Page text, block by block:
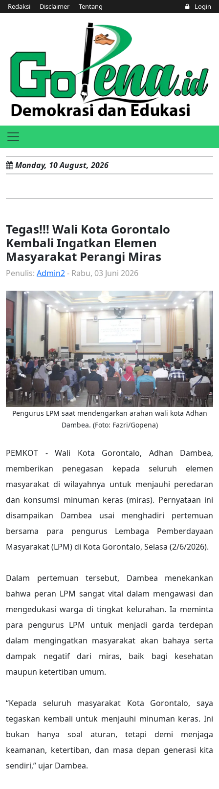
Redaksi Disclaimer Tentang Login
Monday, 10 August, 2026
Tegas!!! Wali Kota Gorontalo
Kembali Ingatkan Elemen
Masyarakat Perangi Miras
Penulis: Admin2- Rabu, 03 Juni 2026
Pengurus LPM saat mendengarkan arahan wali kota Adhan
Dambea. (Foto: Fazri/Gopena)
PEMKOT - Wali Kota Gorontalo, Adhan Dambea,
memberikan penegasan kepada seluruh elemen
masyarakat di wilayahnya untuk menjauhi peredaran
dan konsumsi minuman keras (miras). Pernyataan ini
disampaikan Dambea usai menghadiri pertemuan
bersama para pengurus Lembaga Pemberdayaan
Masyarakat (LPM) di Kota Gorontalo, Selasa (2/6/2026).
Dalam pertemuan tersebut, Dambea menekankan
bahwa peran LPM sangat vital dalam mengawasi dan
mengedukasi warga di tingkat kelurahan. Ia meminta
para pengurus LPM untuk menjadi garda terdepan
dalam mengingatkan masyarakat akan bahaya serta
dampak negatif dari miras, baik bagi kesehatan
maupun ketertiban umum.
“Kepada seluruh masyarakat Kota Gorontalo, saya
tegaskan kembali untuk menjauhi minuman keras. Ini
bukan hanya soal aturan, tetapi demi menjaga
keamanan, ketertiban, dan masa depan generasi kita
sendiri,” ujar Dambea.